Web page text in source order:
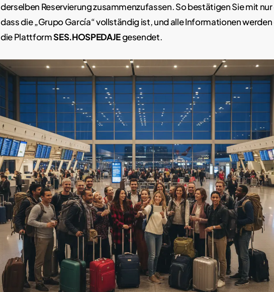
derselben Reservierung zusammenzufassen. So bestätigen Sie mit
dass die „Grupo García“ vollständig ist, und alle Informationen
die PlattformSES.HOSPEDAJEgesendet.